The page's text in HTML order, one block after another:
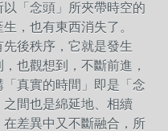
「念頭」所夾帶時空的
，也有東西消失了。
先後秩序，它就是發生
也觀想到，不斷前進，
真實的時間」即是「念
間也是綿延地、相續
差異中又不斷融合，所